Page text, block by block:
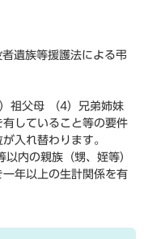
遺族等援護法による弔
祖父母 （4）兄弟姉妹
していること等の要件
入れ替わります。
以内の親族（甥、姪等）
年以上の生計関係を有